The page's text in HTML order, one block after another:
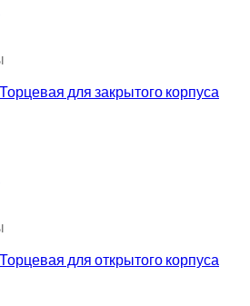
для закрытого корпуса
для открытого корпуса